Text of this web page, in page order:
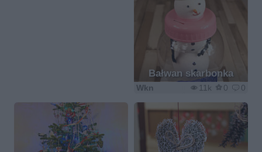
Bałwan skarbonka
11k 0 0
Wkn